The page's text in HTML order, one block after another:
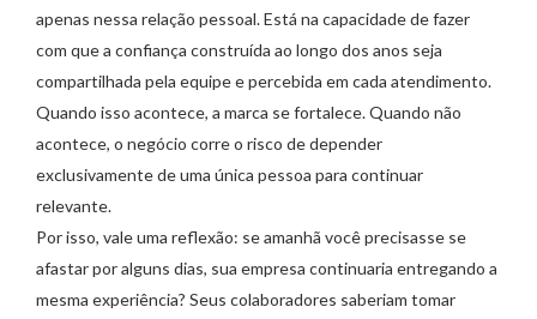
apenas nessa relação pessoal. Está na capacidade de fazer
com que a confiança construída ao longo dos anos seja
compartilhada pela equipe e percebida em cada atendimento.
Quando isso acontece, a marca se fortalece. Quando não
acontece, o negócio corre o risco de depender
exclusivamente de uma única pessoa para continuar
relevante.
Por isso, vale uma reflexão: se amanhã você precisasse se
afastar por alguns dias, sua empresa continuaria entregando a
mesma experiência? Seus colaboradores saberiam tomar